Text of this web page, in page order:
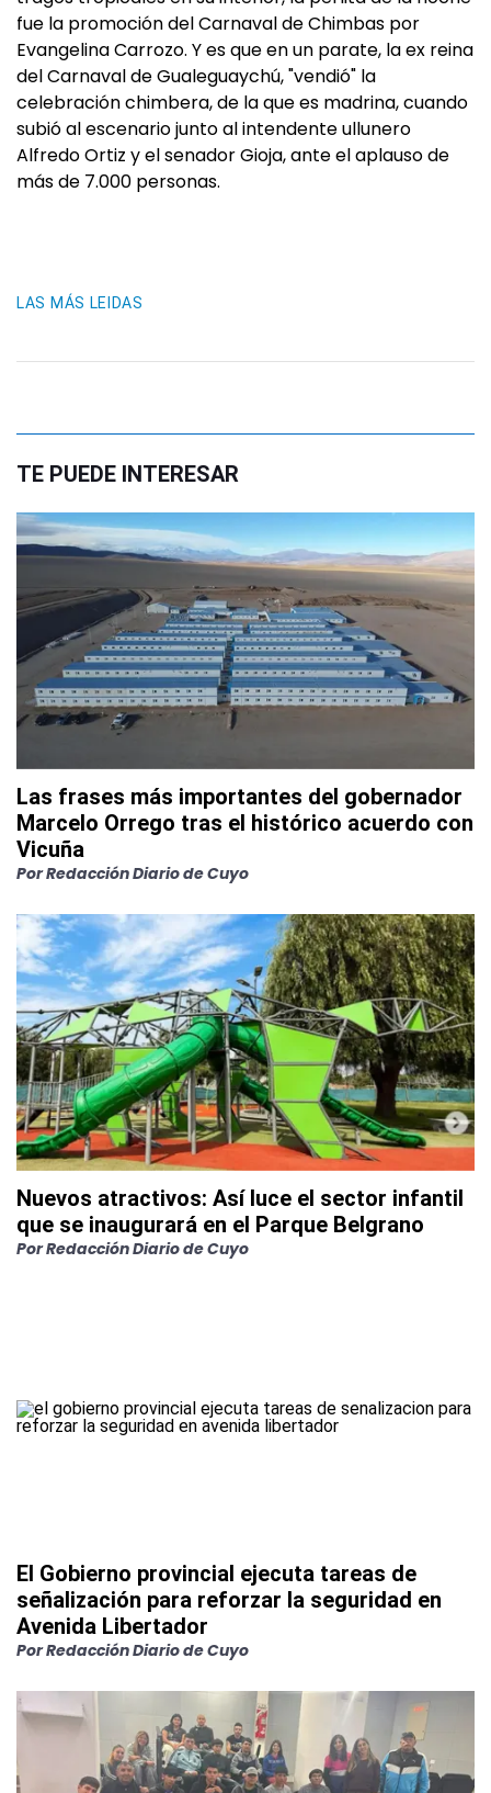
fue la promoción del Carnaval de Chimbas por
Evangelina Carrozo. Y es que en un parate, la ex reina
del Carnaval de Gualeguaychú, "vendió" la
celebración chimbera, de la que es madrina, cuando
subió al escenario junto al intendente ullunero
Alfredo Ortiz y el senador Gioja, ante el aplauso de
más de 7.000 personas.
LAS MÁS LEIDAS
TE PUEDE INTERESAR
Las frases más importantes del gobernador
Marcelo Orrego tras el histórico acuerdo con
Vicuña
PorRedacción Diario de Cuyo
Nuevos atractivos: Así luce el sector infantil
que se inaugurará en el Parque Belgrano
PorRedacción Diario de Cuyo
El Gobierno provincial ejecuta tareas de
señalización para reforzar la seguridad en
Avenida Libertador
PorRedacción Diario de Cuyo